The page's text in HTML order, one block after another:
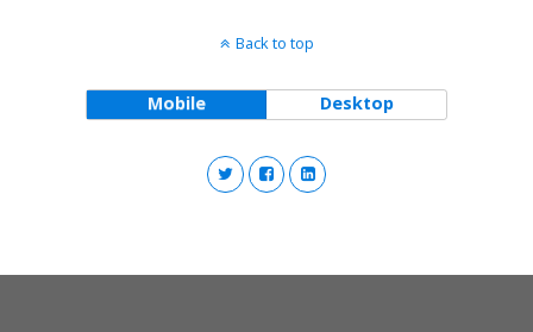
Back to top
Mobile Desktop